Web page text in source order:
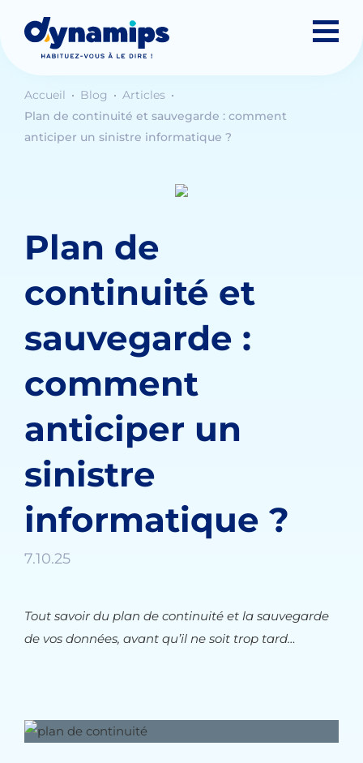
Accueil Blog
Articles
Plan de continuité et sauvegarde : comment
anticiper un sinistre informatique ?
Plan de
continuité et
sauvegarde :
comment
anticiper un
sinistre
informatique ?
7.10.25
Tout savoir du plan de continuité et la sauvegarde
de vos données, avant qu’il ne soit trop tard…